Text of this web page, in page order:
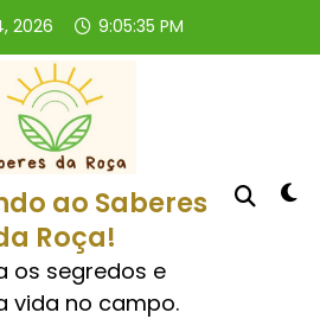
2026 9:05:35 PM
ao Saberes
Roça!
os segredos e
vida no campo.